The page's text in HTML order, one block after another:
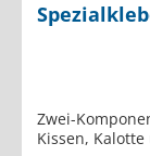
Zwei-
Kissen,